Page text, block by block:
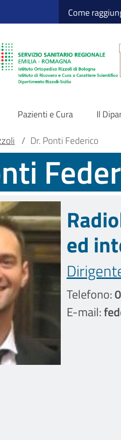
Come
Pazienti e Cura Il
/ Dr. Ponti Federico
ed
Telefono:
E-mail: